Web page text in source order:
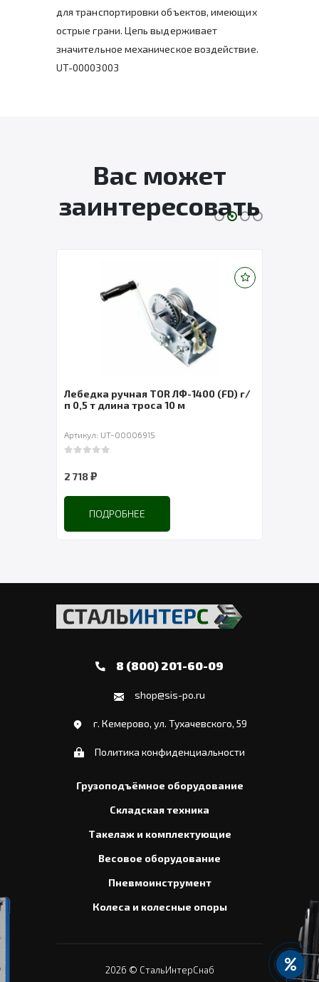
для транспортировки объектов, имеющих
острые грани. Цепь выдерживает
значительное механическое воздействие.
UT-00003003
Вас может
заинтересовать
Лебедка ручная TOR ЛФ-1400 (FD) г/
п 0,5 т длина троса 10 м
Артикул: UT-00006915
2 718₽
ПОДРОБНЕЕ
8 (800) 201-60-09
shop@sis-po.ru
г. Кемерово, ул. Тухачевского, 59
Политика конфиденциальности
Грузоподъёмное оборудование
Складская техника
Такелаж и комплектующие
Весовое оборудование
Пневмоинструмент
Колеса и колесные опоры
2026 © СтальИнтерСнаб